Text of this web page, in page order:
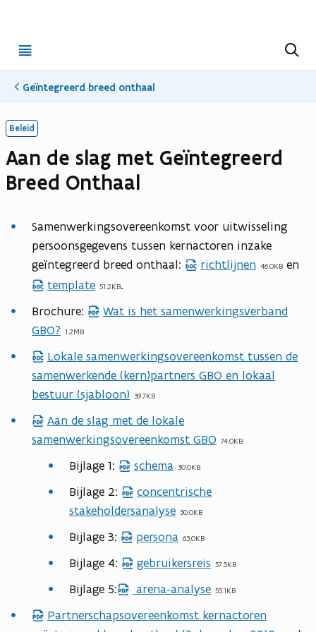
menu
Geïntegreerd breed onthaal
Beleid
Aan de slag met Geïntegreerd
Breed Onthaal
Samenwerkingsovereenkomst voor uitwisseling
persoonsgegevens tussen kernactoren inzake
geïntegreerd breed onthaal:
richtlijnen
d
s
t
d
46.0KB en
template
d
o
c
e
s
t
a
n
51.2KB.
Brochure:
Wat is het samenwerkingsverband
GBO?
p
f
b
e
t
a
n
1.2MB
Lokale samenwerkingsovereenkomst tussen de
samenwerkende (kern)partners GBO en lokaal
bestuur (sjabloon)
d
o
c
b
e
39.7KB
Aan de slag met de lokale
samenwerkingsovereenkomst GBO
p
d
74.0KB
Bijlage 1: schema
p
d
f
e
s
t
a
n
30.0KB
Bijlage 2:
concentrische
stakeholdersanalyse
p
d
f
e
s
a
30.0KB
Bijlage 3: persona
p
d
b
e
63.0KB
Bijlage 4: gebruikersreis
p
d
b
57.5KB
Bijlage 5: arena-analyse
p
d
f
55.1KB
Partnerschapsovereenkomst kernactoren
p